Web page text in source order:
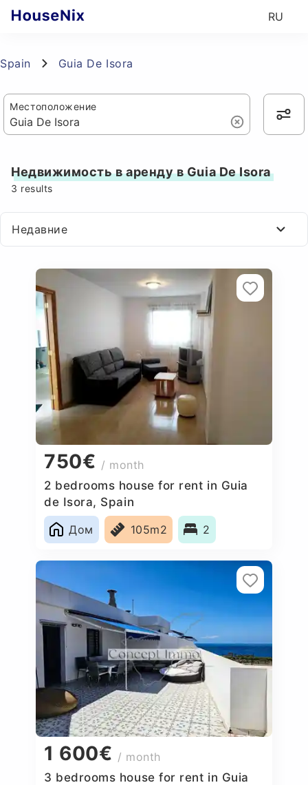
RU
Spain Guia De Isora
Местоположение
Недвижимость в аренду в Guia De Isora
3 results
Недавние
750€ / month
2 bedrooms house for rent in Guia
de Isora, Spain
Дом
105m2 2
1 600€ / month
3 bedrooms house for rent in Guia